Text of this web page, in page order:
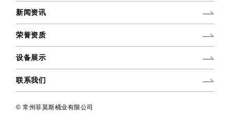
新闻资讯
荣誉资质
设备展示
联系我们
© 常州菲莫斯桶业有限公司